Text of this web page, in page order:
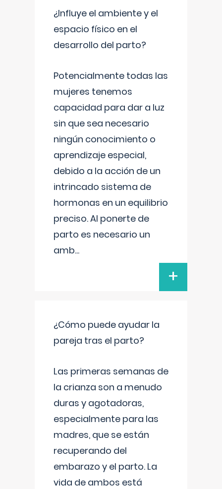
¿Influye el ambiente y el
espacio físico en el
desarrollo del parto?
Potencialmente todas las
mujeres tenemos
capacidad para dar a luz
sin que sea necesario
ningún conocimiento o
aprendizaje especial,
debido a la acción de un
intrincado sistema de
hormonas en un equilibrio
preciso. Al ponerte de
parto es necesario un
amb...
+
¿Cómo puede ayudar la
pareja tras el parto?
Las primeras semanas de
la crianza son a menudo
duras y agotadoras,
especialmente para las
madres, que se están
recuperando del
embarazo y el parto. La
vida de ambos está